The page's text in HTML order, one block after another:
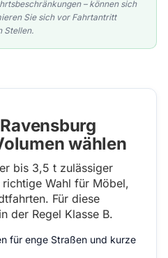
– können sich
Sie sich vor Fahrtantritt
Stellen.
wählen
bis 3,5 t zulässiger
Wahl für Möbel,
Für diese
der Regel Klasse B.
für enge Straßen und kurze